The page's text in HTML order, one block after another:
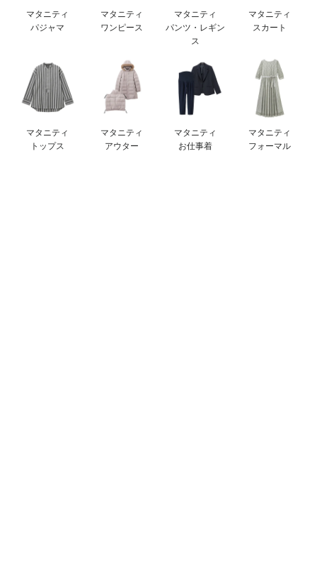
保育園・入園準備特集
デロンギ
入院準備の持ち物チェック
マタニティ
パジャマ
マタニティ
ワンピース
マタニティ
パンツ・レギン
ス
マタニティ
スカート
マタニティ
トップス
マタニティ
アウター
マタニティ
お仕事着
マタニティ
フォーマル